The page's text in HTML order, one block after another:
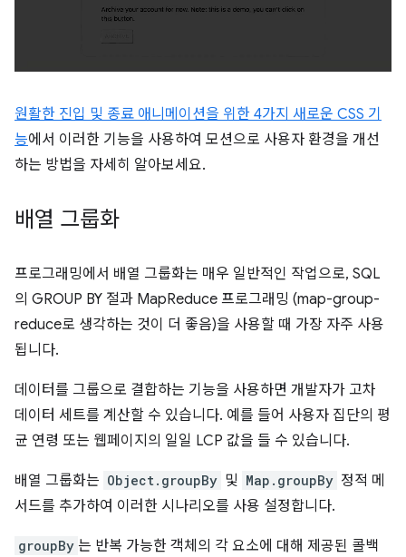
원활한 진입 및 종료 애니메이션을 위한 4가지 새로운 CSS 기
능에서 이러한 기능을 사용하여 모션으로 사용자 환경을 개선
하는 방법을 자세히 알아보세요.
배열 그룹화
프로그래밍에서 배열 그룹화는 매우 일반적인 작업으로, SQL
의 GROUP BY 절과 MapReduce 프로그래밍 (map-group-
reduce로 생각하는 것이 더 좋음)을 사용할 때 가장 자주 사용
됩니다.
데이터를 그룹으로 결합하는 기능을 사용하면 개발자가 고차
데이터 세트를 계산할 수 있습니다. 예를 들어 사용자 집단의 평
균 연령 또는 웹페이지의 일일 LCP 값을 들 수 있습니다.
배열 그룹화는 Object.groupBy 및 Map.groupBy 정적 메
서드를 추가하여 이러한 시나리오를 사용 설정합니다.
groupBy 는 반복 가능한 객체의 각 요소에 대해 제공된 콜백